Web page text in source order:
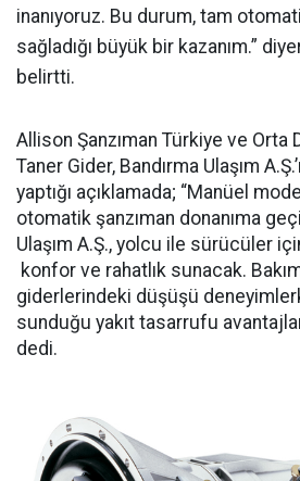
inanıyoruz. Bu durum, tam
sağladığı büyük bir kazanım.”
belirtti.
Allison Şanzıman Türkiye ve Orta
Taner Gider, Bandırma Ulaşım
yaptığı açıklamada; “Manüel
otomatik şanzıman donanıma
Ulaşım A.Ş., yolcu ile sürücüler
konfor ve rahatlık sunacak.
giderlerindeki düşüşü
sunduğu yakıt tasarrufu
dedi.